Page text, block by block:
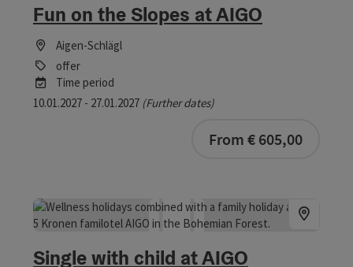
Fun on the Slopes at AIGO
Aigen-Schlägl
offer
Time period
10.01.2027 - 27.01.2027 (Further dates)
From € 605,00
Single with child at AIGO